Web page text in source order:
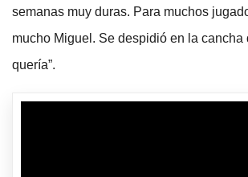
semanas muy duras. Para muchos
mucho Miguel. Se despidió en la cancha
quería”.